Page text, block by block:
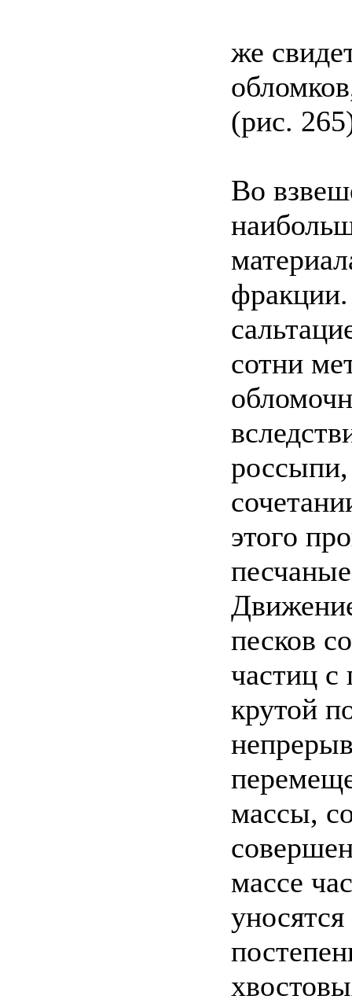
же
(рис.
Во
фракции.
сотни
россыпи,
этого
песков
частиц с
крутой
массы,
массе